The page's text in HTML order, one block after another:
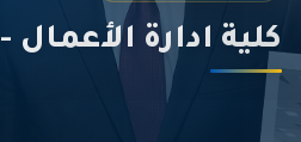
كلية ادارة الأعمال - News